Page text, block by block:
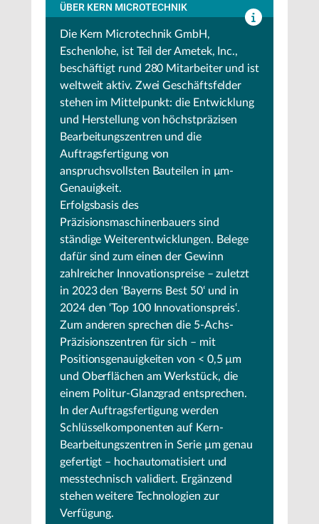
ÜBER KERN MICROTECHNIK
Die Kern Microtechnik GmbH,
Eschenlohe, ist Teil der Ametek, Inc.,
beschäftigt rund 280 Mitarbeiter und ist
weltweit aktiv. Zwei Geschäftsfelder
stehen im Mittelpunkt: die Entwicklung
und Herstellung von höchstpräzisen
Bearbeitungszentren und die
Auftragsfertigung von
anspruchsvollsten Bauteilen in µm-
Genauigkeit.
Erfolgsbasis des
Präzisionsmaschinenbauers sind
ständige Weiterentwicklungen. Belege
dafür sind zum einen der Gewinn
zahlreicher Innovationspreise – zuletzt
in 2023 den ‘Bayerns Best 50‘ und in
2024 den ‘Top 100 Innovationspreis‘.
Zum anderen sprechen die 5-Achs-
Präzisionszentren für sich – mit
Positionsgenauigkeiten von < 0,5 µm
und Oberflächen am Werkstück, die
einem Politur-Glanzgrad entsprechen.
In der Auftragsfertigung werden
Schlüsselkomponenten auf Kern-
Bearbeitungszentren in Serie µm genau
gefertigt – hochautomatisiert und
messtechnisch validiert. Ergänzend
stehen weitere Technologien zur
Verfügung.